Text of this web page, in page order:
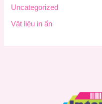
Uncategorized
Vật liệu in ấn